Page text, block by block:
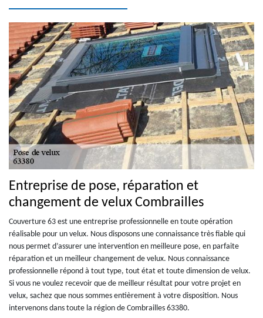
Entreprise de pose, réparation et
changement de velux Combrailles
Couverture 63 est une entreprise professionnelle en toute opération
réalisable pour un velux. Nous disposons une connaissance très fiable qui
nous permet d’assurer une intervention en meilleure pose, en parfaite
réparation et un meilleur changement de velux. Nous connaissance
professionnelle répond à tout type, tout état et toute dimension de velux.
Si vous ne voulez recevoir que de meilleur résultat pour votre projet en
velux, sachez que nous sommes entièrement à votre disposition. Nous
intervenons dans toute la région de Combrailles 63380.